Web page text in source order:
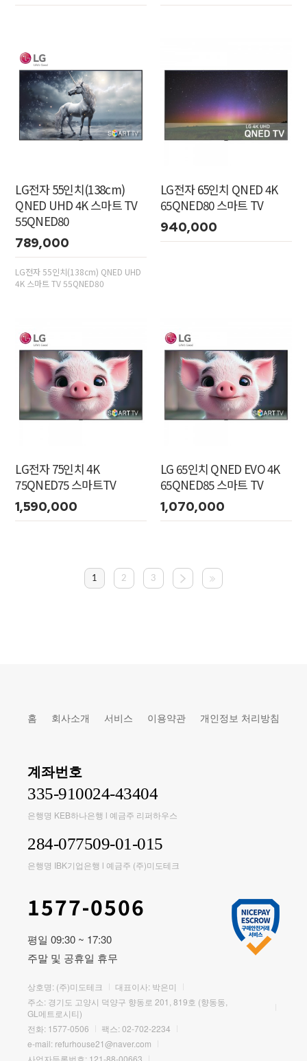
LG전자 55인치(138cm)
QNED UHD 4K 스마트 TV
55QNED80
789,000
LG전자 55인치(138cm) QNED UHD
4K 스마트 TV 55QNED80
LG전자 65인치 QNED 4K
65QNED80 스마트 TV
940,000
LG전자 75인치 4K
75QNED75 스마트TV
1,590,000
LG 65인치 QNED EVO 4K
65QNED85 스마트 TV
1,070,000
1 2 3
홈 회사소개 서비스 이용약관 개인정보 처리방침
계좌번호
335-910024-43404
은행명 KEB하나은행 l 예금주 리퍼하우스
284-077509-01-015
은행명 IBK기업은행 l 예금주 (주)미도테크
1577-0506
평일 09:30 ~ 17:30
주말 및 공휴일 휴무
상호명: (주)미도테크
대표이사: 박은미
주소: 경기도 고양시 덕양구 향동로 201, 819호 (향동동,
GL메트로시티)
전화: 1577-0506
팩스: 02-702-2234
e-mail: refurhouse21@naver.com
사업자등록번호: 121-88-00663